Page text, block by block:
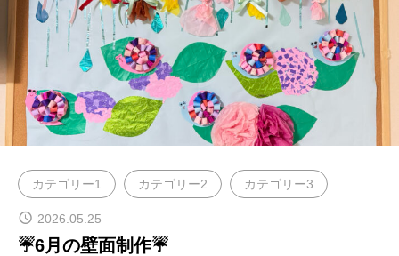
シルバーハウスまごころ
ささえーる共生ケア
ブログ
カテゴリー1 カテゴリー2 カテゴリー3
2026.05.25
☔6月の壁面制作☔